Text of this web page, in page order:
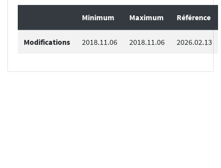
Minimum Maximum Référence
Modifications 2018.11.06 2018.11.06 2026.02.13